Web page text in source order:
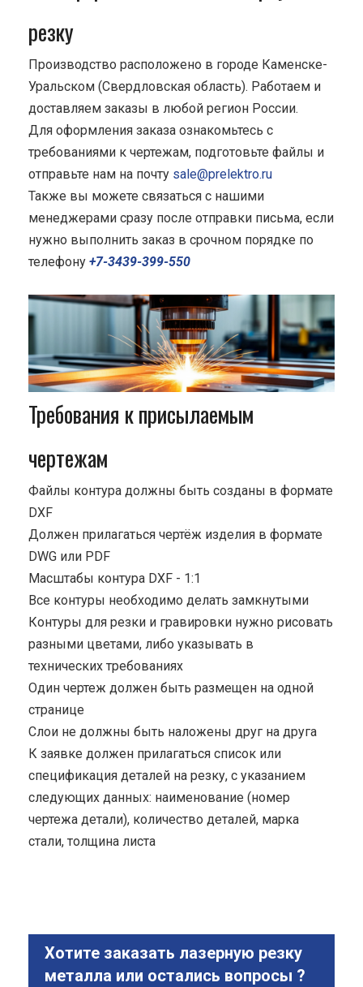
резку
Производство расположено в городе Каменске-
Уральском (Свердловская область). Работаем и
доставляем заказы в любой регион России.
Для оформления заказа ознакомьтесь с
требованиями к чертежам, подготовьте файлы и
отправьте нам на почту sale@prelektro.ru
Также вы можете связаться с нашими
менеджерами сразу после отправки письма, если
нужно выполнить заказ в срочном порядке по
телефону +7-3439-399-550
Требования к присылаемым
чертежам
Файлы контура должны быть созданы в формате
DXF
Должен прилагаться чертёж изделия в формате
DWG или PDF
Масштабы контура DXF - 1:1
Все контуры необходимо делать замкнутыми
Контуры для резки и гравировки нужно рисовать
разными цветами, либо указывать в
технических требованиях
Один чертеж должен быть размещен на одной
странице
Cлои не должны быть наложены друг на друга
К заявке должен прилагаться список или
спецификация деталей на резку, с указанием
следующих данных: наименование (номер
чертежа детали), количество деталей, марка
стали, толщина листа
Хотите заказать лазерную резку
металла или остались вопросы ?